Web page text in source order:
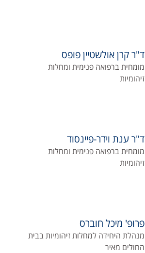
ד"ר קרן אולשטיין פופס
מומחית ברפואה פנימית ומחלות
זיהומיות
ד"ר ענת וידר-פיינסוד
מומחית ברפואה פנימית ומחלות
זיהומיות
פרופ' מיכל חוברס
מנהלת היחידה למחלות זיהומיות בבית
החולים מאיר